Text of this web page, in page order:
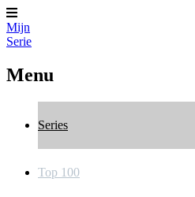
Mijn
Serie
Menu
Series
Top 100